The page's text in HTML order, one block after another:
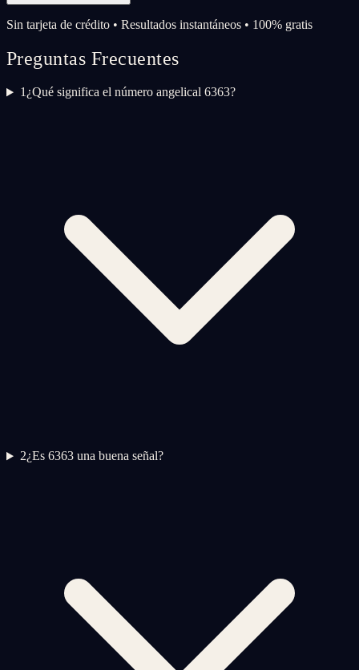
Sin tarjeta de crédito • Resultados instantáneos • 100% gratis
Preguntas Frecuentes
1¿Qué significa el número angelical 6363?
2¿Es 6363 una buena señal?